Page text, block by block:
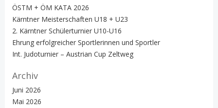
ÖSTM + ÖM KATA 2026
Kärntner Meisterschaften U18 + U23
2. Kärntner Schülerturnier U10-U16
Ehrung erfolgreicher Sportlerinnen und Sportler
Int. Judoturnier – Austrian Cup Zeltweg
Archiv
Juni 2026
Mai 2026